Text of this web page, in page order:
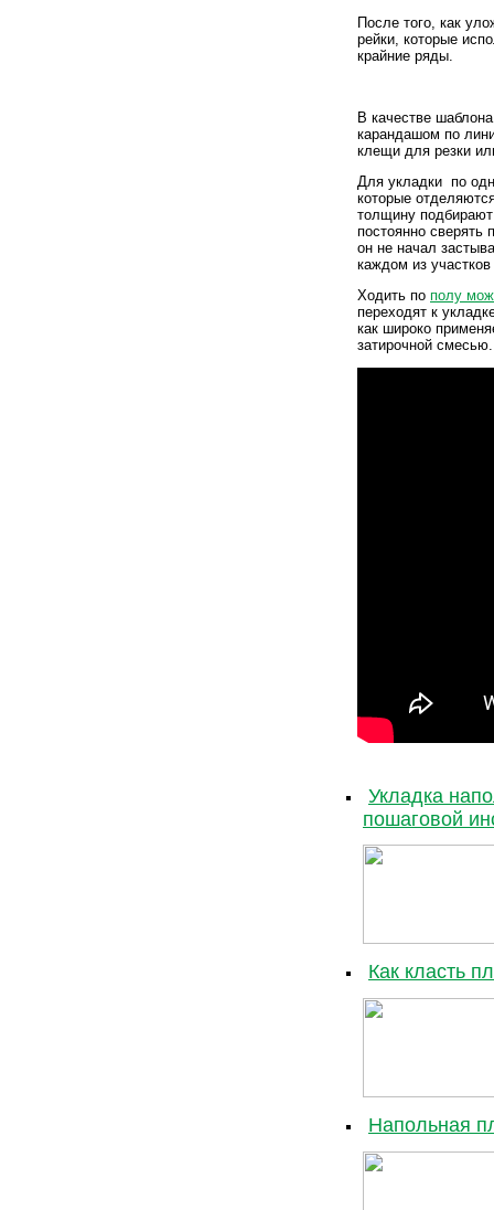
После того, как
рейки, которые
крайние ряды.
В качестве
карандашом по
клещи для резки
Для укладки по
которые
толщину
постоянно сверять
он не начал
каждом из
Ходить по полу
переходят к
как широко
затирочной смесью.
Укладка
пошаговой
Как класть
Напольная